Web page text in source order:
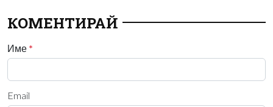
КОМЕНТИРАЙ
Име *
Email